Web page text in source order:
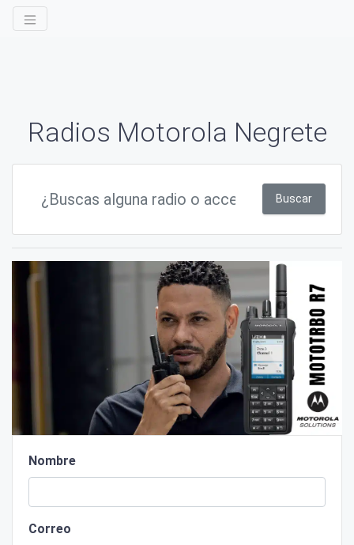
Radios Motorola Negrete
Buscar
Nombre
Correo